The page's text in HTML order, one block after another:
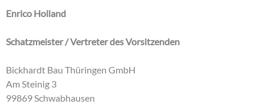
Enrico Holland
Schatzmeister / Vertreter des Vorsitzenden
Bickhardt Bau Thüringen GmbH
Am Steinig 3
99869 Schwabhausen